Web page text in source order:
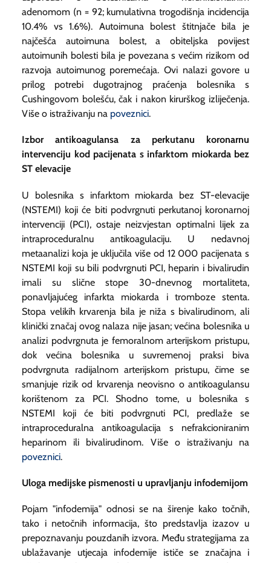
adenomom (n = 92; kumulativna trogodišnja incidencija
10.4% vs 1.6%). Autoimuna bolest štitnjače bila je
najčešća autoimuna bolest, a obiteljska povijest
autoimunih bolesti bila je povezana s većim rizikom od
razvoja autoimunog poremećaja. Ovi nalazi govore u
prilog potrebi dugotrajnog praćenja bolesnika s
Cushingovom bolešću, čak i nakon kirurškog izliječenja.
Više o istraživanju na poveznici.
Izbor antikoagulansa za perkutanu koronarnu
intervenciju kod pacijenata s infarktom miokarda bez
ST elevacije
U bolesnika s infarktom miokarda bez ST-elevacije
(NSTEMI) koji će biti podvrgnuti perkutanoj koronarnoj
intervenciji (PCI), ostaje neizvjestan optimalni lijek za
intraproceduralnu antikoagulaciju. U nedavnoj
metaanalizi koja je uključila više od 12 000 pacijenata s
NSTEMI koji su bili podvrgnuti PCI, heparin i bivalirudin
imali su slične stope 30-dnevnog mortaliteta,
ponavljajućeg infarkta miokarda i tromboze stenta.
Stopa velikih krvarenja bila je niža s bivalirudinom, ali
klinički značaj ovog nalaza nije jasan; većina bolesnika u
analizi podvrgnuta je femoralnom arterijskom pristupu,
dok većina bolesnika u suvremenoj praksi biva
podvrgnuta radijalnom arterijskom pristupu, čime se
smanjuje rizik od krvarenja neovisno o antikoagulansu
korištenom za PCI. Shodno tome, u bolesnika s
NSTEMI koji će biti podvrgnuti PCI, predlaže se
intraproceduralna antikoagulacija s nefrakcioniranim
heparinom ili bivalirudinom. Više o istraživanju na
poveznici.
Uloga medijske pismenosti u upravljanju infodemijom
Pojam "infodemija" odnosi se na širenje kako točnih,
tako i netočnih informacija, što predstavlja izazov u
prepoznavanju pouzdanih izvora. Među strategijama za
ublažavanje utjecaja infodemije ističe se značajna i